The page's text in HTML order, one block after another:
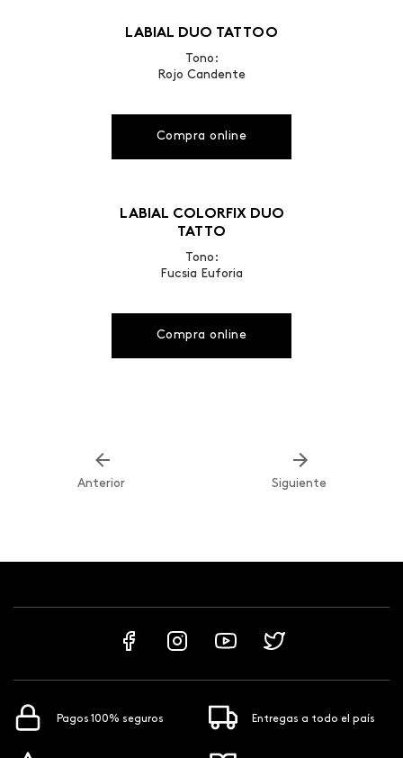
LABIAL DUO TATTOO
Tono:
Rojo Candente
Compra online
LABIAL COLORFIX DUO
TATTO
Tono:
Fucsia Euforia
Compra online
Anterior Siguiente
Pagos 100% seguros Entregas a todo el país